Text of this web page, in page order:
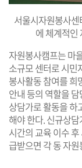
서울시자원봉사
에 체계적
자원봉사캠프는 마
소규모 센터로 시민
봉사활동 참여를 희
안내 등의 역할을
상담가로 활동을 하
해야 한다. 신규상
시간의 교육 이수
급받으면 각 동 자